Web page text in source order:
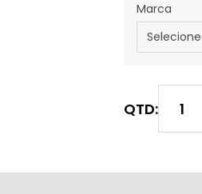
QTD:
Marca